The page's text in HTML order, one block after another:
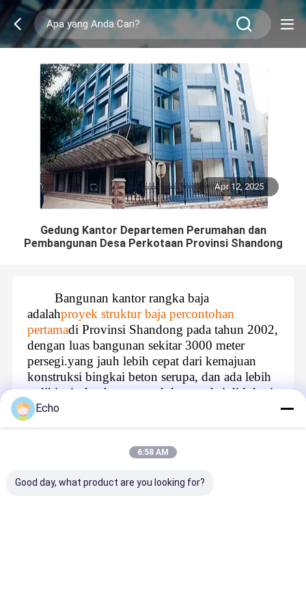
Apr 12, 2025
Gedung Kantor Departemen Perumahan dan
Pembangunan Desa Perkotaan Provinsi Shandong
Bangunan kantor rangka baja
adalahproyek struktur baja percontohan
pertamadi Provinsi Shandong pada tahun 2002,
dengan luas bangunan sekitar 3000 meter
persegi.yang jauh lebih cepat dari kemajuan
konstruksi bingkai beton serupa, dan ada lebih
sedikit air dan beton untuk konstruksi di lokasi.
Echo
6:58 AM
Good day, what product are you looking for?